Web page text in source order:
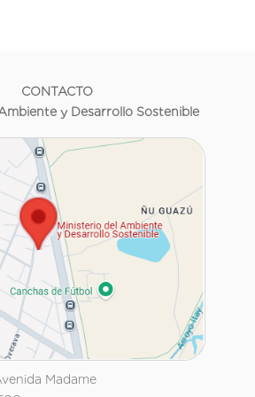
CONTACTO
y Desarrollo Sostenible
Madame